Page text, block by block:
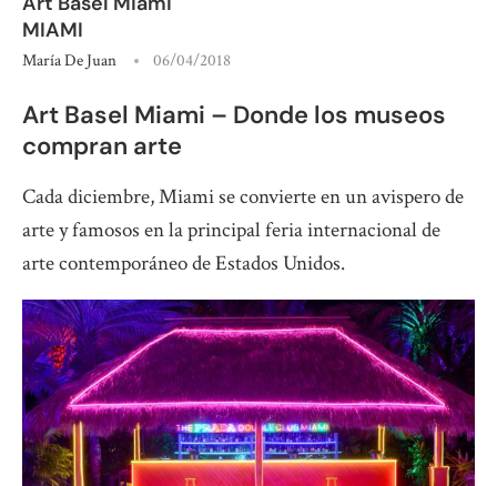
MIAMI
María De Juan 06/04/2018
Art Basel Miami – Donde los museos
compran arte
Cada diciembre, Miami se convierte en un avispero de
arte y famosos en la principal feria internacional de
arte contemporáneo de Estados Unidos.